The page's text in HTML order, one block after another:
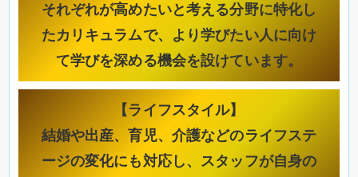
それぞれが高めたいと考える分野に特化し
たカリキュラムで、より学びたい人に向け
て学びを深める機会を設けています。
【ライフスタイル】
結婚や出産、育児、介護などのライフステ
ージの変化にも対応し、スタッフが自身の